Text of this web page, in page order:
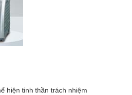
hiện tinh thần trách nhiệm